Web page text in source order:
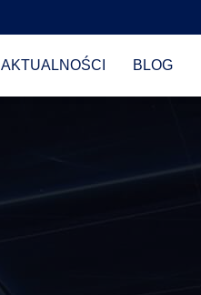
AKTUALNOŚCI BLOG